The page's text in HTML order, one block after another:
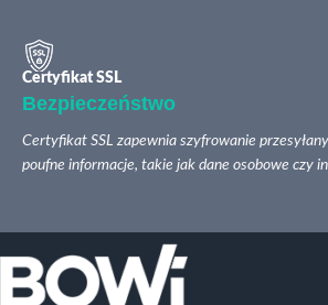
Certyfikat SSL
Bezpieczeństwo
Certyfikat SSL zapewnia szyfrowanie
poufne informacje, takie jak dane osobowe czy